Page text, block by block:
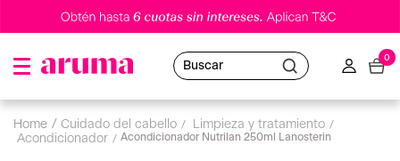
Buscar
0
cuidado del cabello
limpieza y tratamiento
acondicionador
Acondicionador Nutrilan 250ml Lanosterin